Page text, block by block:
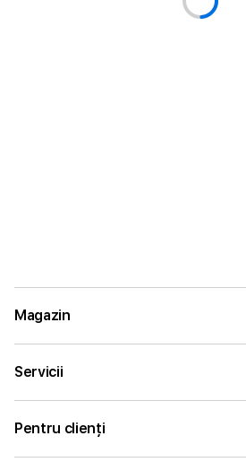
Magazin
Servicii
Pentru clienți